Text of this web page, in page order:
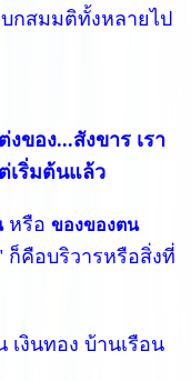
กสมมติทั้งหลายไป
ของ...สังขาร เรา
เริ่มต้นแล้ว
หรือ ของของตน
คือบริวารหรือสิ่งที่
เงินทอง บ้านเรือน